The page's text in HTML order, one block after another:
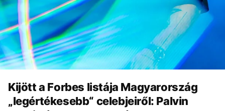
Kijött a Forbes listája Magyarország
„legértékesebb“ celebjeiről: Palvin